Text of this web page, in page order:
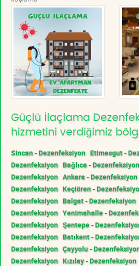
Güçlü İlaçlama
hizmetini verdiğimiz
Sincan - Dezenfeksiyon Etimesgut -
Dezenfeksiyon Bağlıca - Dezenfeksiyon
Dezenfeksiyon Ankara - Dezenfeksiyon
Dezenfeksiyon Keçiören -
Dezenfeksiyon Balgat - Dezenfeksiyon
Dezenfeksiyon Yenimahalle -
Dezenfeksiyon Şentepe -
Dezenfeksiyon Batıkent -
Dezenfeksiyon Çayyolu -
Dezenfeksiyon Kızılay - Dezenfeksiyon